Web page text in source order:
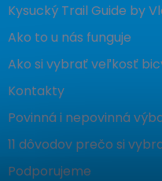
Kysucký Trail Guide by
Ako to u nás funguje
Ako si vybrať veľkosť
Kontakty
Povinná i nepovinná
11 dôvodov prečo si
Podporujeme